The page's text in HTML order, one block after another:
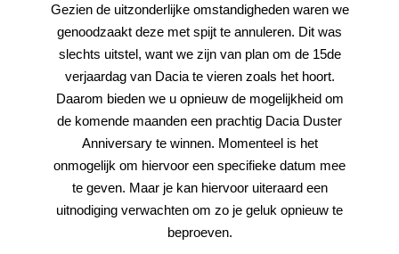
Gezien de uitzonderlijke omstandigheden waren we
genoodzaakt deze met spijt te annuleren. Dit was
slechts uitstel, want we zijn van plan om de 15de
verjaardag van Dacia te vieren zoals het hoort.
Daarom bieden we u opnieuw de mogelijkheid om
de komende maanden een prachtig Dacia Duster
Anniversary te winnen. Momenteel is het
onmogelijk om hiervoor een specifieke datum mee
te geven. Maar je kan hiervoor uiteraard een
uitnodiging verwachten om zo je geluk opnieuw te
beproeven.